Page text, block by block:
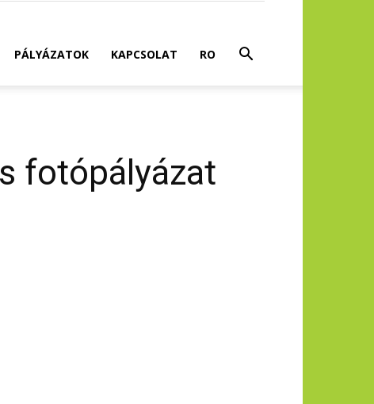
PÁLYÁZATOK KAPCSOLAT RO
fotópályázat